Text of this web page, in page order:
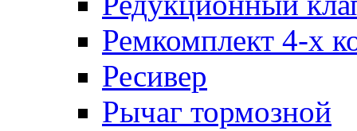
Ремкомплект 4-х
Ресивер
Рычаг тормозной